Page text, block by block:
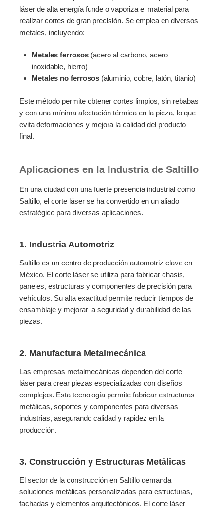
láser de alta energía funde o vaporiza el material para
realizar cortes de gran precisión. Se emplea en diversos
metales, incluyendo:
Metales ferrosos (acero al carbono, acero
inoxidable, hierro)
Metales no ferrosos (aluminio, cobre, latón, titanio)
Este método permite obtener cortes limpios, sin rebabas
y con una mínima afectación térmica en la pieza, lo que
evita deformaciones y mejora la calidad del producto
final.
Aplicaciones en la Industria de Saltillo
En una ciudad con una fuerte presencia industrial como
Saltillo, el corte láser se ha convertido en un aliado
estratégico para diversas aplicaciones.
1. Industria Automotriz
Saltillo es un centro de producción automotriz clave en
México. El corte láser se utiliza para fabricar chasis,
paneles, estructuras y componentes de precisión para
vehículos. Su alta exactitud permite reducir tiempos de
ensamblaje y mejorar la seguridad y durabilidad de las
piezas.
2. Manufactura Metalmecánica
Las empresas metalmecánicas dependen del corte
láser para crear piezas especializadas con diseños
complejos. Esta tecnología permite fabricar estructuras
metálicas, soportes y componentes para diversas
industrias, asegurando calidad y rapidez en la
producción.
3. Construcción y Estructuras Metálicas
El sector de la construcción en Saltillo demanda
soluciones metálicas personalizadas para estructuras,
fachadas y elementos arquitectónicos. El corte láser